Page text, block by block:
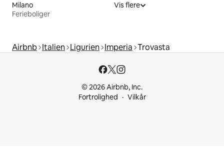
Milano
Ferieboliger
Vis flere
Airbnb Italien Ligurien Imperia Trovasta
© 2026 Airbnb, Inc.
Fortrolighed
Vilkår